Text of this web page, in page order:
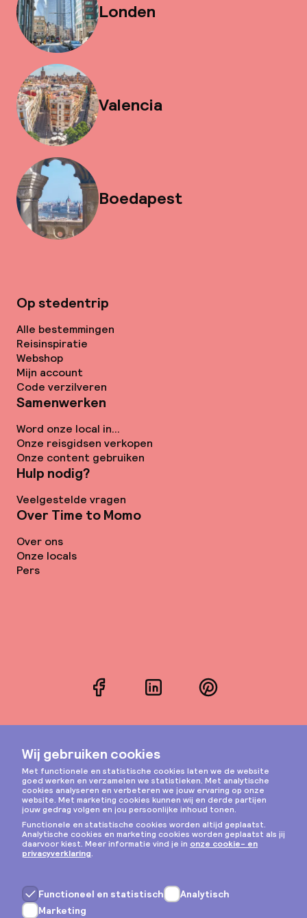
Londen
Valencia
Boedapest
Op stedentrip
Alle bestemmingen
Reisinspiratie
Webshop
Mijn account
Code verzilveren
Samenwerken
Word onze local in...
Onze reisgidsen verkopen
Onze content gebruiken
Hulp nodig?
Veelgestelde vragen
Over Time to Momo
Over ons
Onze locals
Pers
FacebookLinkedInPinterest
Instagram
Privacy & cookies
Algemene voorwaarden